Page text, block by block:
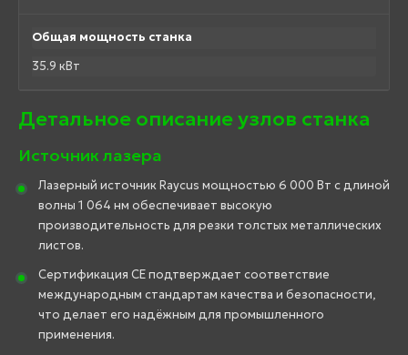
Общая мощность станка
35.9 кВт
Детальное описание узлов станка
Источник лазера
Лазерный источник Raycus мощностью 6 000 Вт с длиной
волны 1 064 нм обеспечивает высокую
производительность для резки толстых металлических
листов.
Сертификация CE подтверждает соответствие
международным стандартам качества и безопасности,
что делает его надёжным для промышленного
применения.